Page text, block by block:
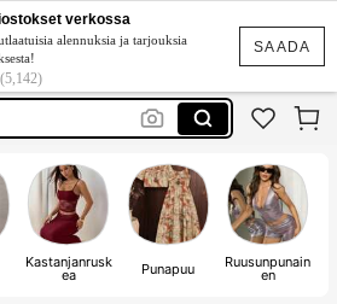
SAADA
verkossa
alennuksia ja tarjouksia
(5,142)
women
women
Kastanjanrusk
ea Punapuu Ruusunpunain
en